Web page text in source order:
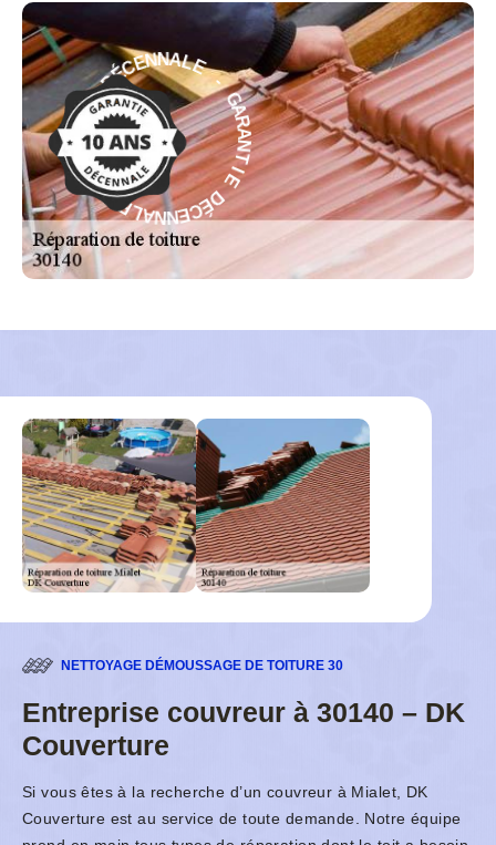
G
A
R
A
N
T
E
D
É
C
E
NNALE - GA
R
A
N
T
I
E
D
É
C
E
N
N
A
L
E
-
NETTOYAGE DÉMOUSSAGE DE TOITURE 30
Entreprise couvreur à 30140 – DK
Couverture
Si vous êtes à la recherche d’un couvreur à Mialet, DK
Couverture est au service de toute demande. Notre équipe